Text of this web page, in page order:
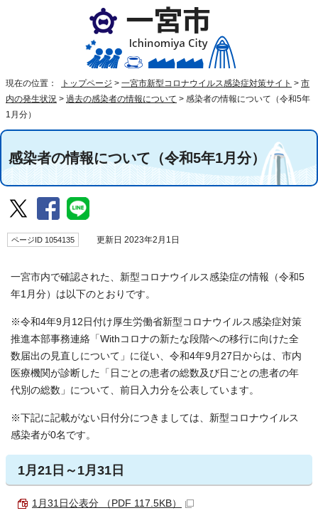
現在の位置： トップページ > 一宮市新型コロナウイルス感染症対策サイト > 市
内の発生状況 > 過去の感染者の情報について > 感染者の情報について（令和5年
1月分）
感染者の情報について（令和5年1月分）
ページID 1054135 更新日 2023年2月1日
一宮市内で確認された、新型コロナウイルス感染症の情報（令和5
年1月分）は以下のとおりです。
※令和4年9月12日付け厚生労働省新型コロナウイルス感染症対策
推進本部事務連絡「Withコロナの新たな段階への移行に向けた全
数届出の見直しについて」に従い、令和4年9月27日からは、市内
医療機関が診断した「日ごとの患者の総数及び日ごとの患者の年
代別の総数」について、前日入力分を公表しています。
※下記に記載がない日付分につきましては、新型コロナウイルス
感染者が0名です。
1月21日～1月31日
1月31日公表分 （PDF 117.5KB）